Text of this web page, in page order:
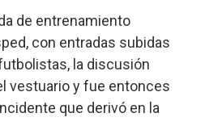
de entrenamiento
con entradas subidas
la discusión
vestuario y fue entonces
que derivó en la